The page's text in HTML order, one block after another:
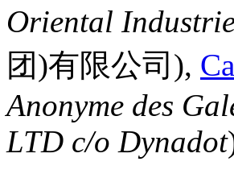
Oriental
团)有限公司),
Anonyme des
LTD c/o Dynadot